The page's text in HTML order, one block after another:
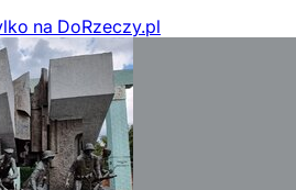
na DoRzeczy.pl